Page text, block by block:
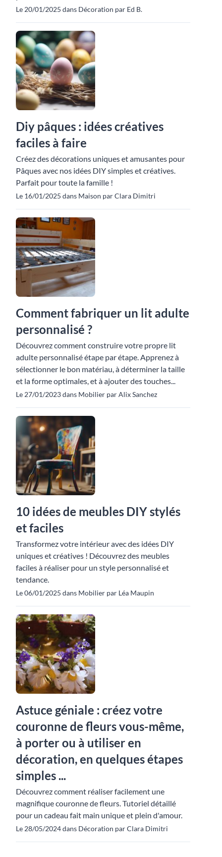
Le 20/01/2025 dans Décoration par Ed B.
Diy pâques : idées créatives
faciles à faire
Créez des décorations uniques et amusantes pour
Pâques avec nos idées DIY simples et créatives.
Parfait pour toute la famille !
Le 16/01/2025 dans Maison par Clara Dimitri
Comment fabriquer un lit adulte
personnalisé ?
Découvrez comment construire votre propre lit
adulte personnalisé étape par étape. Apprenez à
sélectionner le bon matériau, à déterminer la taille
et la forme optimales, et à ajouter des touches...
Le 27/01/2023 dans Mobilier par Alix Sanchez
10 idées de meubles DIY stylés
et faciles
Transformez votre intérieur avec des idées DIY
uniques et créatives ! Découvrez des meubles
faciles à réaliser pour un style personnalisé et
tendance.
Le 06/01/2025 dans Mobilier par Léa Maupin
Astuce géniale : créez votre
couronne de fleurs vous-même,
à porter ou à utiliser en
décoration, en quelques étapes
simples ...
Découvrez comment réaliser facilement une
magnifique couronne de fleurs. Tutoriel détaillé
pour un cadeau fait main unique et plein d'amour.
Le 28/05/2024 dans Décoration par Clara Dimitri